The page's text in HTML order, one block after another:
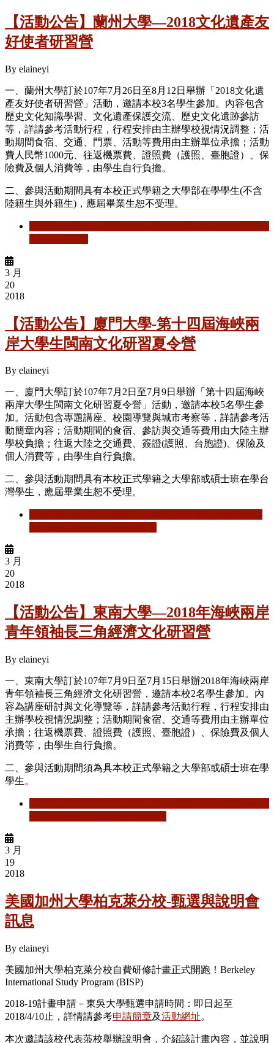
【活動公告】蘭州大學—2018文化遺產友
好使者研習營
By elaineyi
一、蘭州大學訂於107年7月26日至8月12日舉辦「2018文化遺
產友好使者研習營」活動，邀請本校3名學生參加。內容包含
歷史文化知識學習、文化遺產保護交流、歷史文化遺跡參訪
等，詳請參考活動行程，行程安排由主辦學校視情況調整；活
動期間食宿、交通、門票、活動等費用由主辦單位承擔；活動
費人民幣1000元、往返機票費、證照費（護照、臺胞證）、保
險費及個人消費等，由學生自行負擔。
二、參與活動期間具有本校正式學籍之大學部在學學生(不含
陸籍生與外籍生)，應屆畢業生恕不受理。
3 月
20
2018
【活動公告】廈門大學-第十四屆海峽兩
岸大學生閩南文化研習夏令營
By elaineyi
一、廈門大學訂於107年7月2日至7月9日舉辦「第十四屆海峽
兩岸大學生閩南文化研習夏令營」活動，邀請本校5名學生參
加。活動包含專題講座、校園導覽與城市考察等，詳請參考活
動簡章內容；活動期間的食宿、參訪與交通等費用由大陸主辦
學校負擔；往返大陸之交通費、簽證(護照、台胞證)、保險及
個人消費等，由學生自行負擔。
二、參與活動期間具有本校正式學籍之大學部或碩士班在學台
灣學生，應屆畢業生恕不受理。
3 月
20
2018
【活動公告】東南大學—2018年海峽兩岸
青年領袖長三角經濟文化研習營
By elaineyi
一、東南大學訂於107年7月9日至7月15日舉辦2018年海峽兩岸
青年領袖長三角經濟文化研習營，邀請本校2名學生參加。內
容為講座研討與文化導覽等，詳請參考活動行程，行程安排由
主辦學校視情況調整；活動期間食宿、交通等費用由主辦單位
承擔；往返機票費、證照費（護照、臺胞證）、保險費及個人
消費等，由學生自行負擔。
二、參與活動期間須為具本校正式學籍之大學部或碩士班在學
學生。
3 月
19
2018
美國加州大學柏克萊分校-甄選與說明會
訊息
By elaineyi
美國加州大學柏克萊分校自費研修計畫正式開跑！Berkeley
International Study Program (BISP)
2018-19計畫申請－東吳大學甄選申請時間：即日起至
2018/4/10止，詳情請參考申請簡章及活動網址。
本次邀請該校代表蒞校舉辦說明會，介紹該計畫內容，並說明